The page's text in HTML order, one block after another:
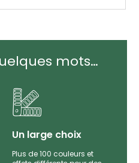
mots…
Un large choix
Plus de 100 couleurs et